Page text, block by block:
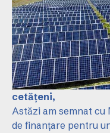
cetățeni,
Astăzi am semnat
de finanțare pentru